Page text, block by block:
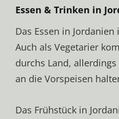
Essen & Trinken in
Das Essen in
Auch als Vegetarier
durchs Land,
an die Vorspeisen
Das Frühstück in